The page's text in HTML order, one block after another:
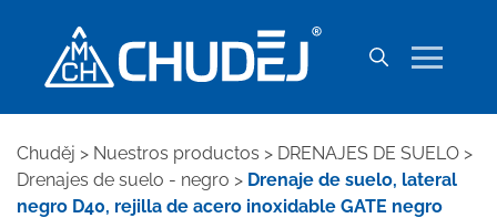
Chuděj > Nuestros productos > DRENAJES DE SUELO >
Drenajes de suelo - negro > Drenaje de suelo, lateral
negro D40, rejilla de acero inoxidable GATE negro